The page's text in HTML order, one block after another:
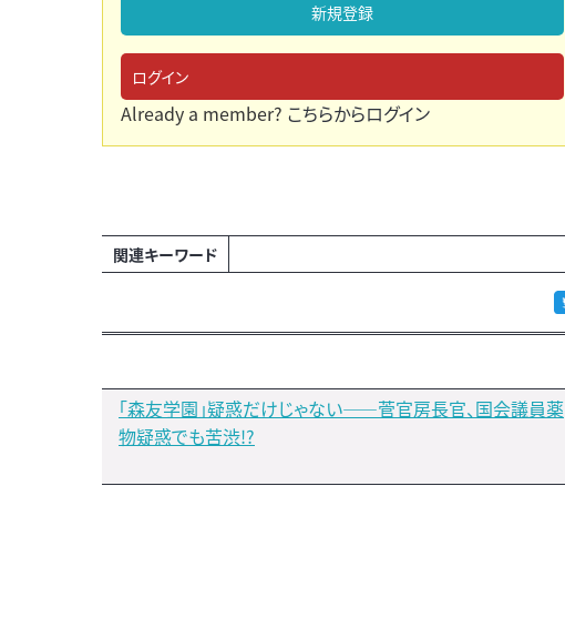
新規登録
ログイン
Already a member? こちらからログイン
関連キーワード
「森友学園」疑惑だけじゃない――菅官房長官、国会議員薬
物疑惑でも苦渋!?